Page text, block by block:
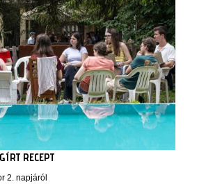
RECEPT
2. napjáról